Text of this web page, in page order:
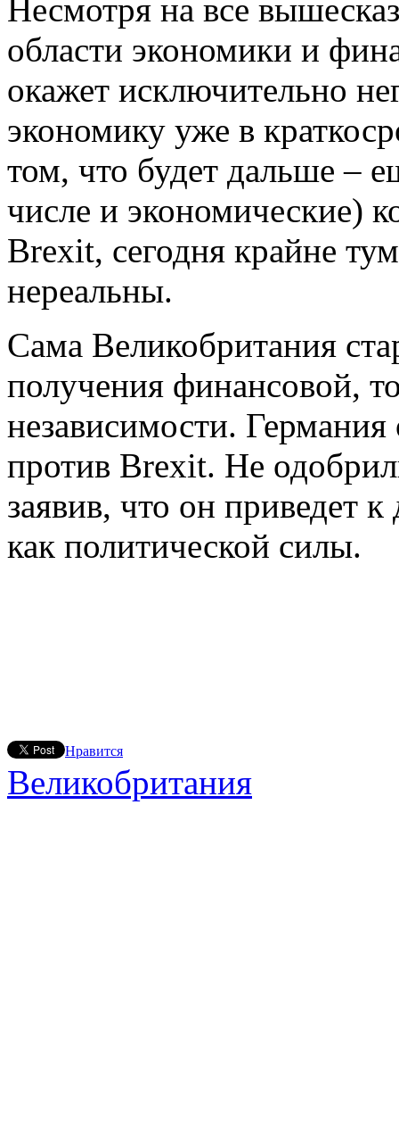
Несмотря на все
области экономики и
окажет исключительно
экономику уже в
том, что будет дальше –
числе и экономические)
Brexit, сегодня крайне
нереальны.
Сама Великобритания
получения финансовой,
независимости.
против Brexit. Не
заявив, что он приведет
как политической силы.
Нравится
Великобритания